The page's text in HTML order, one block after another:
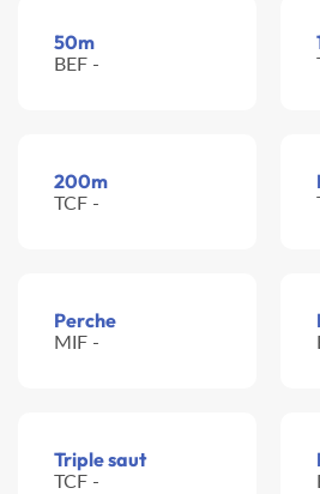
50m
BEF -
200m
TCF -
Perche
MIF -
Triple saut
TCF -